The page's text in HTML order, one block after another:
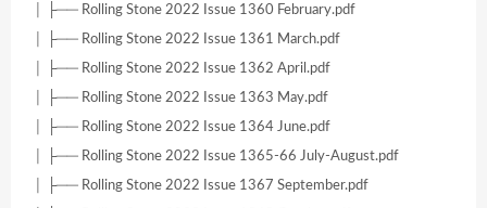
│ ├── Rolling Stone 2022 Issue 1360 February.pdf
│ ├── Rolling Stone 2022 Issue 1361 March.pdf
│ ├── Rolling Stone 2022 Issue 1362 April.pdf
│ ├── Rolling Stone 2022 Issue 1363 May.pdf
│ ├── Rolling Stone 2022 Issue 1364 June.pdf
│ ├── Rolling Stone 2022 Issue 1365-66 July-August.pdf
│ ├── Rolling Stone 2022 Issue 1367 September.pdf